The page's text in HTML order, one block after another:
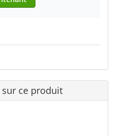
ce produit